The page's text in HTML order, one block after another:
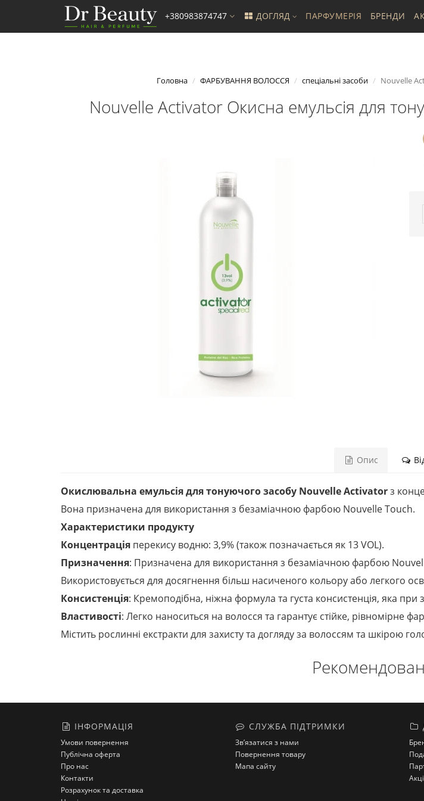
+380983874747 ДОГЛЯД ПАРФУМЕРІЯ БРЕНДИ
Головна ФАРБУВАННЯ ВОЛОССЯ спеціальні засоби Nouvelle
Nouvelle Activator Окисна емульсія для
Опис
Окислювальна емульсія для тонуючого засобу Nouvelle Activatorз
Вона призначена для використання з безаміачною фарбою Nouvelle Touch.
Характеристики продукту
Концентрація перекису водню: 3,9% (також позначається як 13 VOL).
Призначення: Призначена для використання з безаміачною фарбою
Використовується для досягнення більш насиченого кольору або легкого
Консистенція: Кремоподібна, ніжна формула та густа консистенція, яка
Властивості: Легко наноситься на волосся та гарантує стійке, рівномірне
Містить рослинні екстракти для захисту та догляду за волоссям та шкірою
ІНФОРМАЦІЯ
Умови повернення
Публічна оферта
Про нас
Контакти
Розрахунок та доставка
СЛУЖБА ПІДТРИМКИ
Зв’язатися з нами
Повернення товару
Мапа сайту